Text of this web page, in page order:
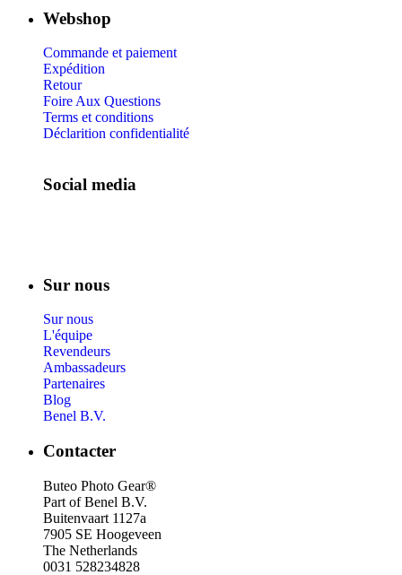
Webshop
Commande et paiement
Expédition
Retour
Foire Aux Questions
Terms et conditions
Déclarition confidentialité
Social media
Sur nous
Sur nous
L'équipe
Revendeurs
Ambassadeurs
Partenaires
Blog
Benel B.V.
Contacter
Buteo Photo Gear®
Part of Benel B.V.
Buitenvaart 1127a
7905 SE Hoogeveen
The Netherlands
0031 528234828